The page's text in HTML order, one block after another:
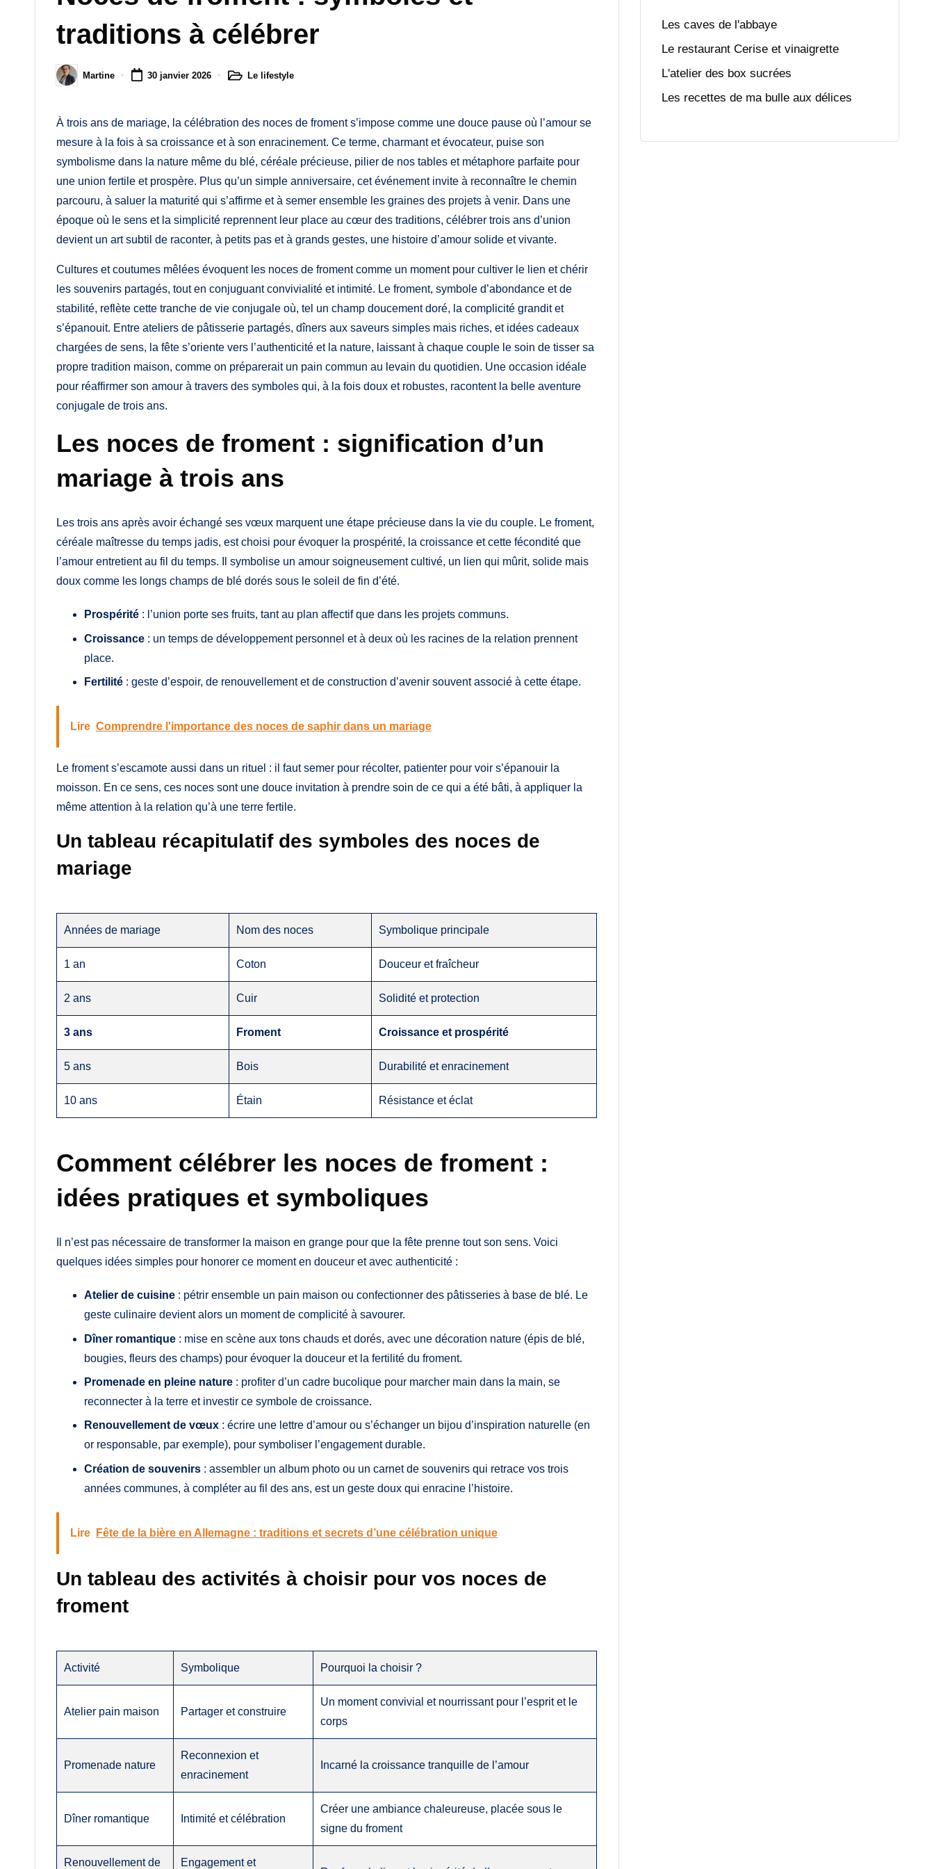
traditions à célébrer
PostedMartine 30 janvier 2026
PostedLe lifestyle
À trois ans de mariage, la célébration des noces de froment s’impose comme une douce pause où l’amour se
mesure à la fois à sa croissance et à son enracinement. Ce terme, charmant et évocateur, puise son
symbolisme dans la nature même du blé, céréale précieuse, pilier de nos tables et métaphore parfaite pour
une union fertile et prospère. Plus qu’un simple anniversaire, cet événement invite à reconnaître le chemin
parcouru, à saluer la maturité qui s’affirme et à semer ensemble les graines des projets à venir. Dans une
époque où le sens et la simplicité reprennent leur place au cœur des traditions, célébrer trois ans d’union
devient un art subtil de raconter, à petits pas et à grands gestes, une histoire d’amour solide et vivante.
Cultures et coutumes mêlées évoquent les noces de froment comme un moment pour cultiver le lien et chérir
les souvenirs partagés, tout en conjuguant convivialité et intimité. Le froment, symbole d’abondance et de
stabilité, reflète cette tranche de vie conjugale où, tel un champ doucement doré, la complicité grandit et
s’épanouit. Entre ateliers de pâtisserie partagés, dîners aux saveurs simples mais riches, et idées cadeaux
chargées de sens, la fête s’oriente vers l’authenticité et la nature, laissant à chaque couple le soin de tisser sa
propre tradition maison, comme on préparerait un pain commun au levain du quotidien. Une occasion idéale
pour réaffirmer son amour à travers des symboles qui, à la fois doux et robustes, racontent la belle aventure
conjugale de trois ans.
Les noces de froment : signification d’un
mariage à trois ans
Les trois ans après avoir échangé ses vœux marquent une étape précieuse dans la vie du couple. Le froment,
céréale maîtresse du temps jadis, est choisi pour évoquer la prospérité, la croissance et cette fécondité que
l’amour entretient au fil du temps. Il symbolise un amour soigneusement cultivé, un lien qui mûrit, solide mais
doux comme les longs champs de blé dorés sous le soleil de fin d’été.
Prospérité : l’union porte ses fruits, tant au plan affectif que dans les projets communs.
Croissance : un temps de développement personnel et à deux où les racines de la relation prennent
place.
Fertilité : geste d’espoir, de renouvellement et de construction d’avenir souvent associé à cette étape.
Lire Comprendre l'importance des noces de saphir dans un mariage
Le froment s’escamote aussi dans un rituel : il faut semer pour récolter, patienter pour voir s’épanouir la
moisson. En ce sens, ces noces sont une douce invitation à prendre soin de ce qui a été bâti, à appliquer la
même attention à la relation qu’à une terre fertile.
Un tableau récapitulatif des symboles des noces de
mariage
Années de mariage Nom des noces Symbolique principale
1 an Coton Douceur et fraîcheur
2 ans Cuir Solidité et protection
3 ans Froment Croissance et prospérité
5 ans Bois Durabilité et enracinement
10 ans Étain Résistance et éclat
Comment célébrer les noces de froment :
idées pratiques et symboliques
Il n’est pas nécessaire de transformer la maison en grange pour que la fête prenne tout son sens. Voici
quelques idées simples pour honorer ce moment en douceur et avec authenticité :
Atelier de cuisine : pétrir ensemble un pain maison ou confectionner des pâtisseries à base de blé. Le
geste culinaire devient alors un moment de complicité à savourer.
Dîner romantique : mise en scène aux tons chauds et dorés, avec une décoration nature (épis de blé,
bougies, fleurs des champs) pour évoquer la douceur et la fertilité du froment.
Promenade en pleine nature : profiter d’un cadre bucolique pour marcher main dans la main, se
reconnecter à la terre et investir ce symbole de croissance.
Renouvellement de vœux : écrire une lettre d’amour ou s’échanger un bijou d’inspiration naturelle (en
or responsable, par exemple), pour symboliser l’engagement durable.
Création de souvenirs : assembler un album photo ou un carnet de souvenirs qui retrace vos trois
années communes, à compléter au fil des ans, est un geste doux qui enracine l’histoire.
Lire Fête de la bière en Allemagne : traditions et secrets d’une célébration unique
Un tableau des activités à choisir pour vos noces de
froment
Activité Symbolique Pourquoi la choisir ?
Atelier pain maison Partager et construire
Un moment convivial et nourrissant pour l’esprit et le
corps
Promenade nature
Reconnexion et
enracinement
Incarné la croissance tranquille de l’amour
Dîner romantique Intimité et célébration
Créer une ambiance chaleureuse, placée sous le
signe du froment
Renouvellement de
Engagement et
Les caves de l'abbaye
Le restaurant Cerise et vinaigrette
L'atelier des box sucrées
Les recettes de ma bulle aux délices